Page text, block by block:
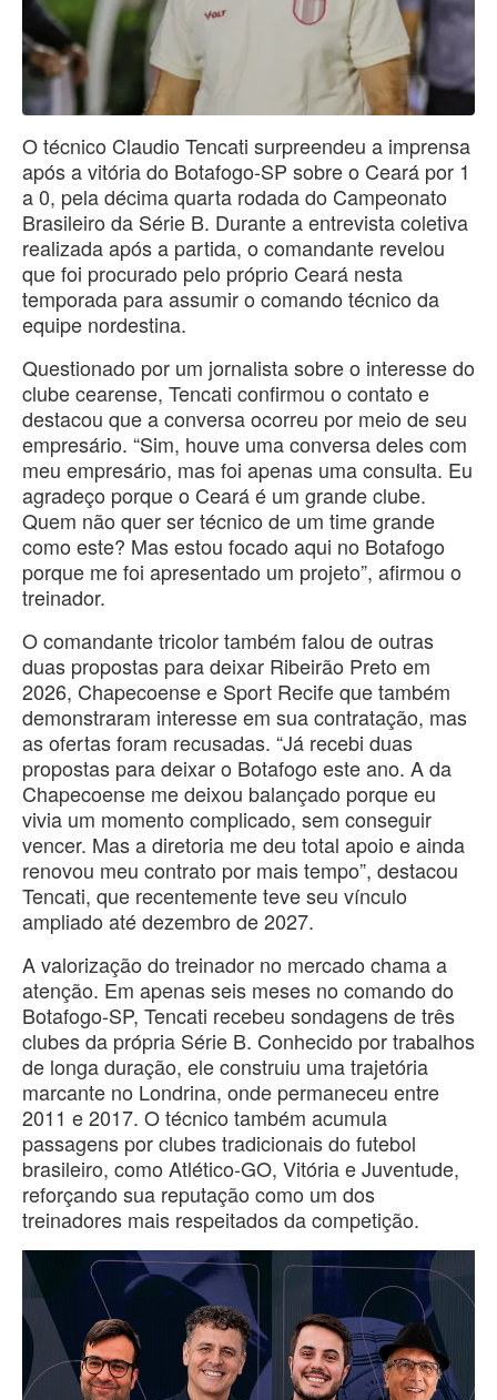
O técnico Claudio Tencati surpreendeu a imprensa
após a vitória do Botafogo-SP sobre o Ceará por 1
a 0, pela décima quarta rodada do Campeonato
Brasileiro da Série B. Durante a entrevista coletiva
realizada após a partida, o comandante revelou
que foi procurado pelo próprio Ceará nesta
temporada para assumir o comando técnico da
equipe nordestina.
Questionado por um jornalista sobre o interesse do
clube cearense, Tencati confirmou o contato e
destacou que a conversa ocorreu por meio de seu
empresário. “Sim, houve uma conversa deles com
meu empresário, mas foi apenas uma consulta. Eu
agradeço porque o Ceará é um grande clube.
Quem não quer ser técnico de um time grande
como este? Mas estou focado aqui no Botafogo
porque me foi apresentado um projeto”, afirmou o
treinador.
O comandante tricolor também falou de outras
duas propostas para deixar Ribeirão Preto em
2026, Chapecoense e Sport Recife que também
demonstraram interesse em sua contratação, mas
as ofertas foram recusadas. “Já recebi duas
propostas para deixar o Botafogo este ano. A da
Chapecoense me deixou balançado porque eu
vivia um momento complicado, sem conseguir
vencer. Mas a diretoria me deu total apoio e ainda
renovou meu contrato por mais tempo”, destacou
Tencati, que recentemente teve seu vínculo
ampliado até dezembro de 2027.
A valorização do treinador no mercado chama a
atenção. Em apenas seis meses no comando do
Botafogo-SP, Tencati recebeu sondagens de três
clubes da própria Série B. Conhecido por trabalhos
de longa duração, ele construiu uma trajetória
marcante no Londrina, onde permaneceu entre
2011 e 2017. O técnico também acumula
passagens por clubes tradicionais do futebol
brasileiro, como Atlético-GO, Vitória e Juventude,
reforçando sua reputação como um dos
treinadores mais respeitados da competição.